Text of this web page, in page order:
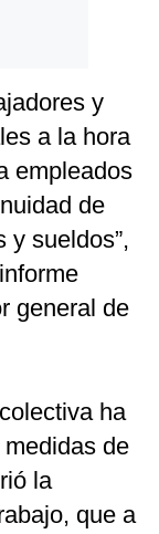
y
a la hora
empleados
de
y sueldos”,
general de
ha
de
la
que a